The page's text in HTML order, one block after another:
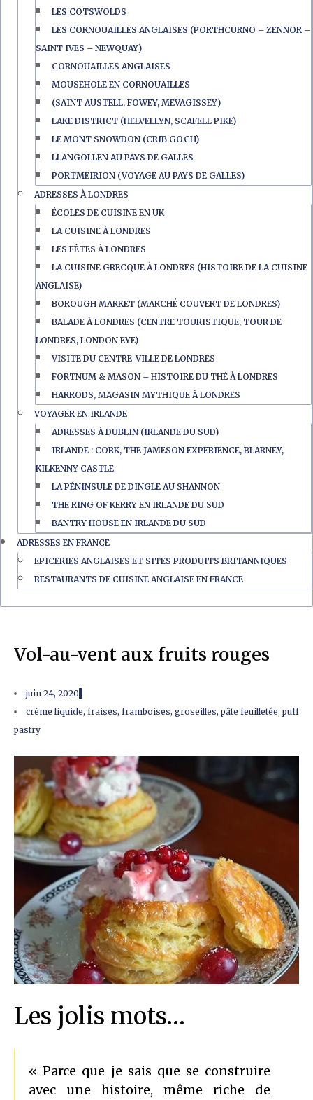
LES COTSWOLDS
LES CORNOUAILLES ANGLAISES (PORTHCURNO – ZENNOR –
SAINT IVES – NEWQUAY)
CORNOUAILLES ANGLAISES
MOUSEHOLE EN CORNOUAILLES
(SAINT AUSTELL, FOWEY, MEVAGISSEY)
LAKE DISTRICT (HELVELLYN, SCAFELL PIKE)
LE MONT SNOWDON (CRIB GOCH)
LLANGOLLEN AU PAYS DE GALLES
PORTMEIRION (VOYAGE AU PAYS DE GALLES)
ADRESSES À LONDRES
ÉCOLES DE CUISINE EN UK
LA CUISINE À LONDRES
LES FÊTES À LONDRES
LA CUISINE GRECQUE À LONDRES (HISTOIRE DE LA CUISINE
ANGLAISE)
BOROUGH MARKET (MARCHÉ COUVERT DE LONDRES)
BALADE À LONDRES (CENTRE TOURISTIQUE, TOUR DE
LONDRES, LONDON EYE)
VISITE DU CENTRE-VILLE DE LONDRES
FORTNUM & MASON – HISTOIRE DU THÉ À LONDRES
HARRODS, MAGASIN MYTHIQUE À LONDRES
VOYAGER EN IRLANDE
ADRESSES À DUBLIN (IRLANDE DU SUD)
IRLANDE : CORK, THE JAMESON EXPERIENCE, BLARNEY,
KILKENNY CASTLE
LA PÉNINSULE DE DINGLE AU SHANNON
THE RING OF KERRY EN IRLANDE DU SUD
BANTRY HOUSE EN IRLANDE DU SUD
ADRESSES EN FRANCE
EPICERIES ANGLAISES ET SITES PRODUITS BRITANNIQUES
RESTAURANTS DE CUISINE ANGLAISE EN FRANCE
Vol-au-vent aux fruits rouges
juin 24, 2020
crème liquide, fraises, framboises, groseilles, pâte feuilletée, puff
pastry
Les jolis mots…
« Parce que je sais que se construire
avec une histoire, même riche de